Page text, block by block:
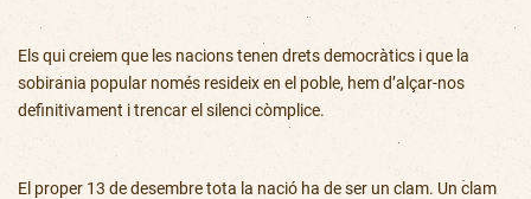
Els qui creiem que les nacions tenen drets democràtics i que la
sobirania popular només resideix en el poble, hem d’alçar-nos
definitivament i trencar el silenci còmplice.
El proper 13 de desembre tota la nació ha de ser un clam. Un clam